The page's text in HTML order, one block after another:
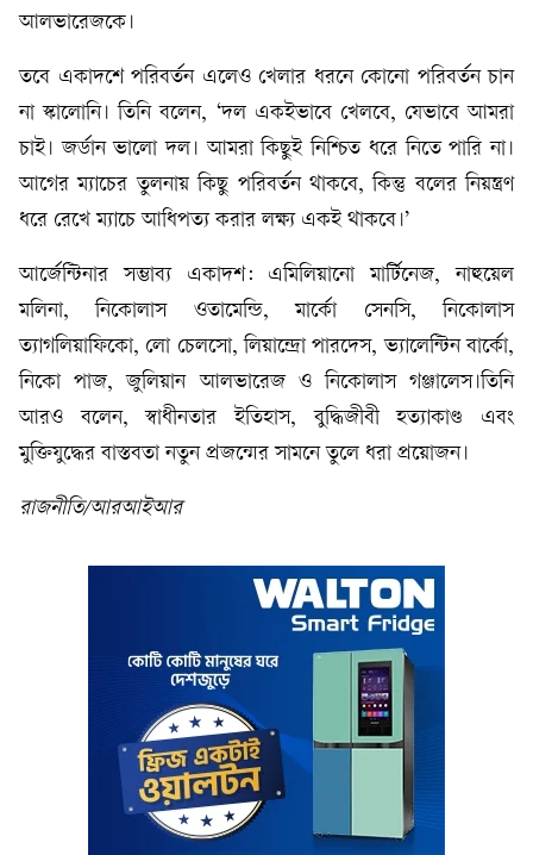
আলভারেজকে।
তবে একাদশে পরিবর্তন এলেও খেলার ধরনে কোনো পরিবর্তন চান
না স্কালোনি। তিনি বলেন, ‘দল একইভাবে খেলবে, যেভাবে আমরা
চাই। জর্ডান ভালো দল। আমরা কিছুই নিশ্চিত ধরে নিতে পারি না।
আগের ম্যাচের তুলনায় কিছু পরিবর্তন থাকবে, কিন্তু বলের নিয়ন্ত্রণ
ধরে রেখে ম্যাচে আধিপত্য করার লক্ষ্য একই থাকবে।’
আর্জেন্টিনার সম্ভাব্য একাদশ: এমিলিয়ানো মার্টিনেজ, নাহুয়েল
মলিনা, নিকোলাস ওতামেন্ডি, মার্কো সেনসি, নিকোলাস
ত্যাগলিয়াফিকো, লো চেলসো, লিয়ান্দ্রো পারদেস, ভ্যালেন্টিন বার্কো,
নিকো পাজ, জুলিয়ান আলভারেজ ও নিকোলাস গঞ্জালেস।তিনি
আরও বলেন, স্বাধীনতার ইতিহাস, বুদ্ধিজীবী হত্যাকাণ্ড এবং
মুক্তিযুদ্ধের বাস্তবতা নতুন প্রজন্মের সামনে তুলে ধরা প্রয়োজন।
রাজনীতি/আরআইআর